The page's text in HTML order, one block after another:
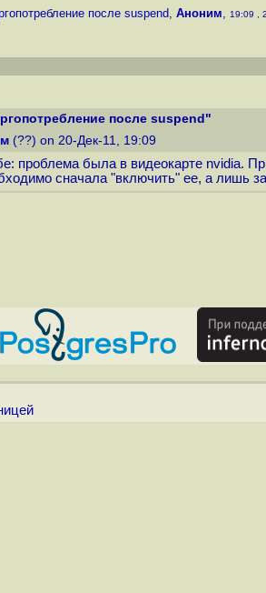
после suspend, Аноним, 19:09 ,
после suspend"
(??) on 20-Дек-11, 19:09
проблема была в видеокарте nvidia.
сначала "включить" ее, а лишь